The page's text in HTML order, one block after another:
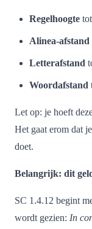
Regelhoogte
Alinea-afstand
Letterafstand
Woordafstand
Let op: je hoeft
Het gaat erom dat
doet.
Belangrijk: dit
SC 1.4.12 begint
wordt gezien: In